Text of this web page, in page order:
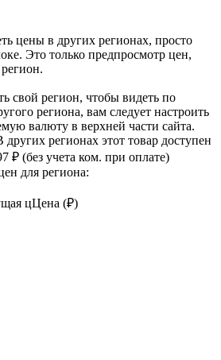
цены в других регионах, просто
Это только предпросмотр цен,
свой регион, чтобы видеть по
региона, вам следует настроить
валюту в верхней части сайта.
других регионах этот товар доступен
₽ (без учета ком. при оплате)
для региона:
цЦена (₽)